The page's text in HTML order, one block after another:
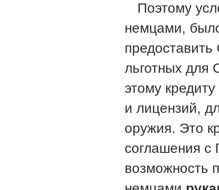
Поэтому
немцами,
льготных для
этому
и лицензий,
оружия. Это
соглашения с
возможность